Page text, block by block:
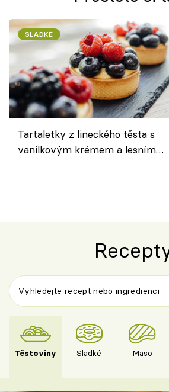
SLADKÉ
Tartaletky z lineckého těsta s
vanilkovým krémem a lesním
Těstoviny Sladké Maso